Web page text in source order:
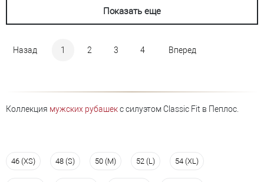
Показать еще
Назад 1 2 3 4 Вперед
Коллекция мужских рубашекс силуэтом Classic Fit в Пеплос.
46 (XS) 48 (S) 50 (M) 52 (L) 54 (XL)